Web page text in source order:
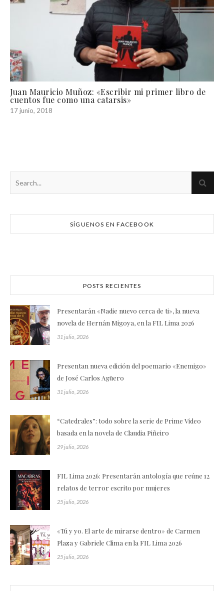
Juan Mauricio Muñoz: «Escribir mi primer libro de
cuentos fue como una catarsis»
17 junio, 2018
SÍGUENOS EN FACEBOOK
POSTS RECIENTES
Presentarán «Nadie nuevo cerca de ti», la nueva
novela de Hernán Migoya, en la FIL Lima 2026
31 julio, 2026
Presentan nueva edición del poemario «Enemigo»
de José Carlos Agüero
31 julio, 2026
“Catedrales”: todo sobre la serie de Prime Video
basada en la novela de Claudia Piñeiro
29 julio, 2026
FIL Lima 2026: Presentarán antología que reúne 12
relatos de terror escrito por mujeres
25 julio, 2026
«Tú y yo. El arte de mirarse dentro» de Carmen
Plaza y Gabriele Clima en la FIL Lima 2026
25 julio, 2026